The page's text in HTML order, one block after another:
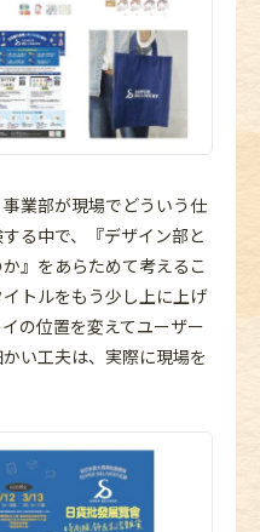
業部が現場でどういう仕
る中で、『デザイン部と
』をあらためて考えるこ
トルをもう少し上に上げ
の位置を変えてユーザー
い工夫は、実際に現場を